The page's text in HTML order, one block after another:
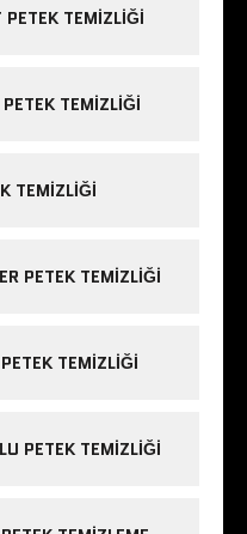
PETEK TEMIZLIĞI
TEMIZLIĞI
TEMIZLIĞI
PETEK TEMIZLIĞI
TEMIZLIĞI
PETEK TEMIZLIĞI